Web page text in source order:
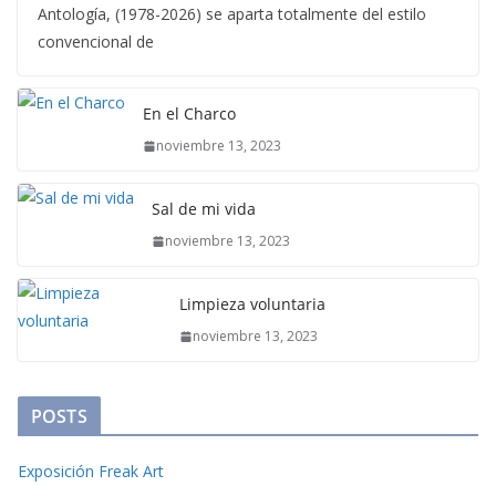
Antología, (1978-2026) se aparta totalmente del estilo
convencional de
En el Charco
noviembre 13, 2023
Sal de mi vida
noviembre 13, 2023
Limpieza voluntaria
noviembre 13, 2023
POSTS
Exposición Freak Art